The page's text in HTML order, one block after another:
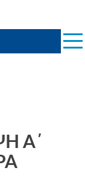
Α΄